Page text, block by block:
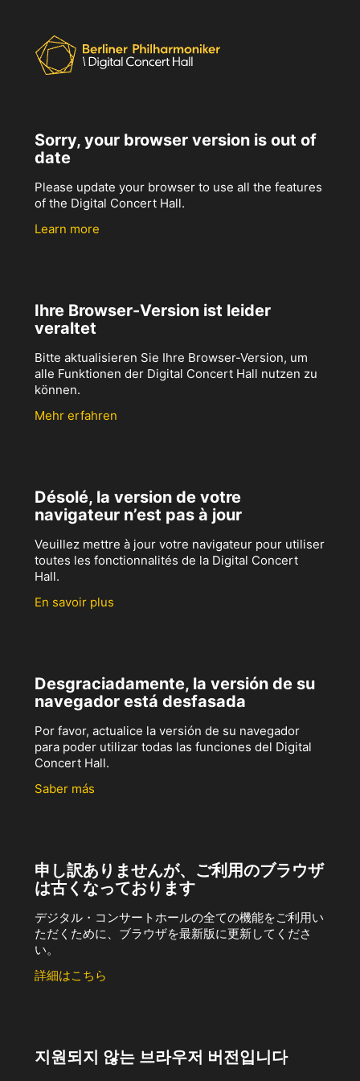
Sorry, your browser version is out of
date
Please update your browser to use all the features
of the Digital Concert Hall.
Learn more
Ihre Browser-Version ist leider
veraltet
Bitte aktualisieren Sie Ihre Browser-Version, um
alle Funktionen der Digital Concert Hall nutzen zu
können.
Mehr erfahren
Désolé, la version de votre
navigateur n’est pas à jour
Veuillez mettre à jour votre navigateur pour utiliser
toutes les fonctionnalités de la Digital Concert
Hall.
En savoir plus
Desgraciadamente, la versión de su
navegador está desfasada
Por favor, actualice la versión de su navegador
para poder utilizar todas las funciones del Digital
Concert Hall.
Saber más
申し訳ありませんが、ご利用のブラウザ
は古くなっております
デジタル・コンサートホールの全ての機能をご利用い
ただくために、ブラウザを最新版に更新してくださ
い。
詳細はこちら
지원되지 않는 브라우저 버전입니다